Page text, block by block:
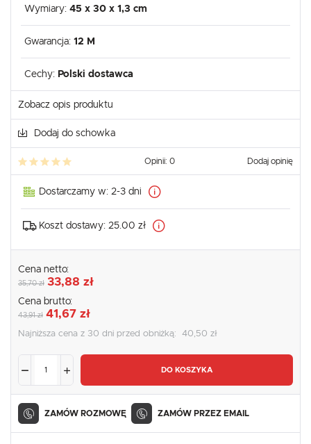
Wymiary: 45 x 30 x 1,3 cm
Gwarancja: 12 M
Cechy: Polski dostawca
Zobacz opis produktu
Dodaj do schowka
Opinii: 0 Dodaj opinię
Dostarczamy w: 2-3 dni
Koszt dostawy: 25.00 zł
Cena netto:
35,70 zł 33,88 zł
Cena brutto:
43,91 zł 41,67 zł
Najniższa cena z 30 dni przed obniżką: 40,50 zł
DO KOSZYKA
ZAMÓW ROZMOWĘ ZAMÓW PRZEZ EMAIL